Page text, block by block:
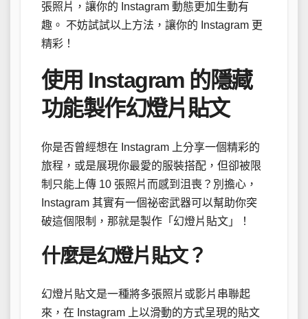
張照片，讓你的 Instagram 動態更加生動有
趣。 不妨試試以上方法，讓你的 Instagram 更
精彩！
使用 Instagram 的隱藏
功能製作幻燈片貼文
你是否曾經想在 Instagram 上分享一個精彩的
旅程，或是展現你最愛的服裝搭配，但卻被限
制只能上傳 10 張照片而感到沮喪？別擔心，
Instagram 其實有一個祕密武器可以幫助你突
破這個限制，那就是製作「幻燈片貼文」！
什麼是幻燈片貼文？
幻燈片貼文是一種將多張照片或影片串聯起
來，在 Instagram 上以滑動的方式呈現的貼文